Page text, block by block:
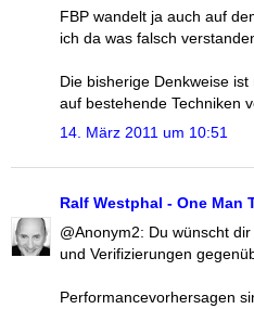
FBP wandelt ja auch auf
ich da was falsch
Die bisherige Denkweise
auf bestehende Techniken
14. März 2011 um 10:51
Ralf Westphal - One Man
@Anonym2: Du wünscht
und Verifizierungen
Performancevorhersagen